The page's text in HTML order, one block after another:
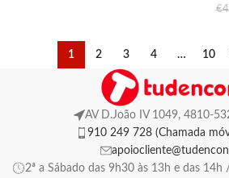
€
1 2 3 4 … 10
AV D.João IV 1049, 4810-
910 249 728 (Chamada
2ª a Sábado das 9h30 às 13h e das